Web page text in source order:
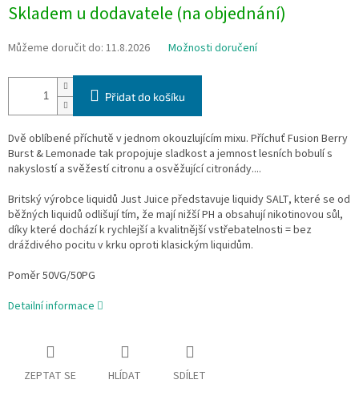
cena:
Skladem u dodavatele (na objednání)
Můžeme doručit do: 11.8.2026 Možnosti doručení
Přidat do košíku
Dvě oblíbené příchutě v jednom okouzlujícím mixu. Příchuť Fusion Berry
Burst & Lemonade tak propojuje sladkost a jemnost lesních bobulí s
nakyslostí a svěžestí citronu a osvěžující citronády....
Britský výrobce liquidů Just Juice představuje liquidy SALT, které se od
běžných liquidů odlišují tím, že mají nižší PH a obsahují nikotinovou sůl,
díky které dochází k rychlejší a kvalitnější vstřebatelnosti = bez
dráždivého pocitu v krku oproti klasickým liquidům.
Poměr 50VG/50PG
Detailní informace
ZEPTAT SE HLÍDAT SDÍLET